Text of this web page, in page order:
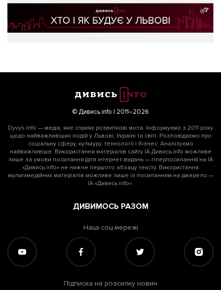
© Дивись.info | 2011–2026
Dyvys.info — медіа, яке сприяє розвиткові міста. Інформуємо з 2011 року
щодо найважливіших подій у Львові, Україні та світі. Розповідаємо про
соціальну сферу, культуру, технології і бізнес. Аналізуємо
найважливіше. Використання матеріалів сайту ІА Дивись.info можливе
лише за умови посилання (для інтернет-видань — гіперпосилання) на ІА
«Дивись.info» не нижче першого абзацу тексту. Використання
мультимедійних матеріалів можливе лише із посиланням на джерело —
ІА «Дивись.info».
ДИВИМОСЬ РАЗОМ
Наші соц мережі
Підписка на розсилку новин